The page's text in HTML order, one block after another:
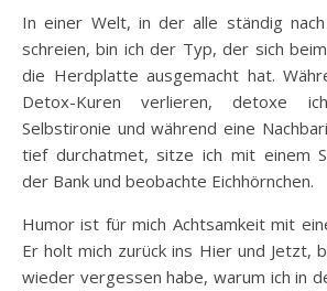
In einer Welt, in der alle ständig
schreien, bin ich der Typ, der sich
die Herdplatte ausgemacht hat.
Detox-Kuren verlieren, detoxe
Selbstironie und während eine
tief durchatmet, sitze ich mit einem
der Bank und beobachte Eichhörnchen.
Humor ist für mich Achtsamkeit mit
Er holt mich zurück ins Hier und Jetzt,
wieder vergessen habe, warum ich in